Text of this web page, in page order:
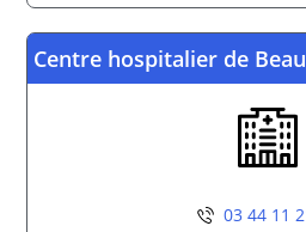
Centre hospitalier de
03 44 11